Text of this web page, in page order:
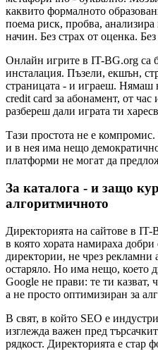
каквито формалното
поема риск, пробва,
начин. Без страх от оценка.
Онлайн игрите в IT-BG.org са
инсталация. Пъзели, екшън,
страницата - и играеш.
credit card за абонамент, от
разбереш дали играта ти
Тази простота не е
и в нея има нещо
платформи не могат да
За каталога - и защо
алгоритмичното
Директорията на сайтове в IT-
в която хората намираха
директории, не чрез
остаряло. Но има нещо, което
Google не прави: те ти казват,
а не просто оптимизиран за
В свят, в който SEO е
изглежда важен пред
рядкост. Директорията е стар